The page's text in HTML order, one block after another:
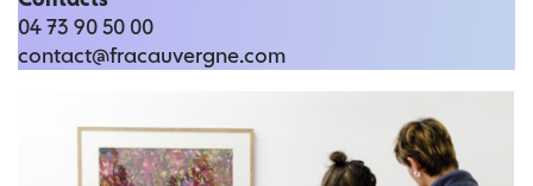
04 73 90 50 00
contact@fracauvergne.com